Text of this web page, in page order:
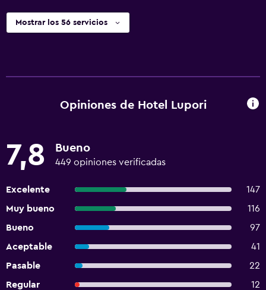
Mostrar los 56 servicios
Opiniones de Hotel Lupori
7,8 Bueno
449 opiniones verificadas
Excelente
147
Muy bueno
116
Bueno
97
Aceptable
41
Pasable
22
Regular
12